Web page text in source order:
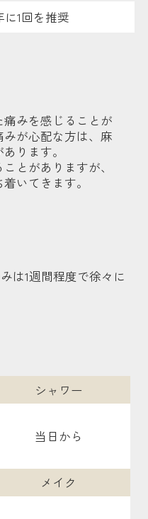
に1回を推奨
みを感じることが
みが心配な方は、麻
ります。
とがありますが、
いてきます。
は1週間程度で徐々に
シャワー
当日から
メイク